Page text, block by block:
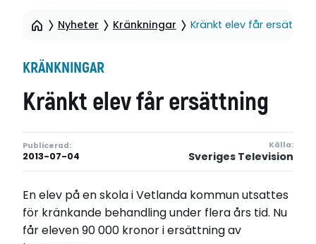
Nyheter Kränkningar Kränkt elev får
KRÄNKNINGAR
Kränkt elev får ersättning
Publicerad:
2013-07-04
Källa:
Sveriges Television
En elev på en skola i Vetlanda kommun utsattes
för kränkande behandling under flera års tid. Nu
får eleven 90 000 kronor i ersättning av